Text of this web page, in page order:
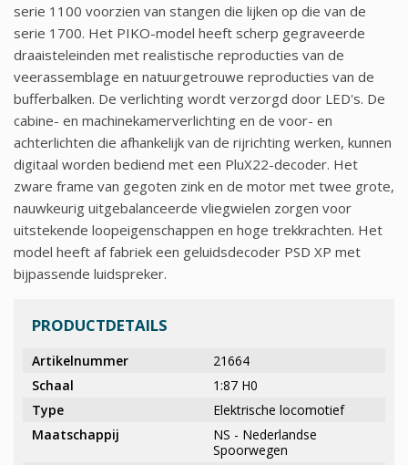
PRODUCTDETAILS
Artikelnummer
21664
Schaal
1:87 H0
Type
Elektrische locomotief
Maatschappij
NS - Nederlandse
Spoorwegen
serie 1100 voorzien van stangen die lijken op die van de
serie 1700. Het PIKO-model heeft scherp gegraveerde
draaisteleinden met realistische reproducties van de
veerassemblage en natuurgetrouwe reproducties van de
bufferbalken. De verlichting wordt verzorgd door LED's. De
cabine- en machinekamerverlichting en de voor- en
achterlichten die afhankelijk van de rijrichting werken, kunnen
digitaal worden bediend met een PluX22-decoder. Het
zware frame van gegoten zink en de motor met twee grote,
nauwkeurig uitgebalanceerde vliegwielen zorgen voor
uitstekende loopeigenschappen en hoge trekkrachten. Het
model heeft af fabriek een geluidsdecoder PSD XP met
bijpassende luidspreker.